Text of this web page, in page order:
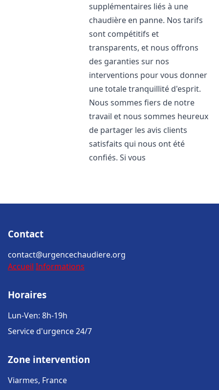
supplémentaires liés à une
chaudière en panne. Nos tarifs
sont compétitifs et
transparents, et nous offrons
des garanties sur nos
interventions pour vous donner
une totale tranquillité d'esprit.
Nous sommes fiers de notre
travail et nous sommes heureux
de partager les avis clients
satisfaits qui nous ont été
confiés. Si vous
Contact
contact@urgencechaudiere.org
Accueil Informations
Horaires
Lun-Ven: 8h-19h
Service d'urgence 24/7
Zone intervention
Viarmes, France